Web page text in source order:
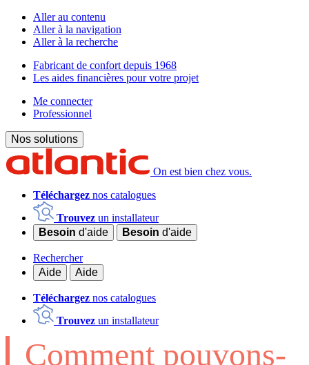
Aller au contenu
Aller à la navigation
Aller à la recherche
Fabricant de confort depuis 1968
Les aides financières pour votre projet
Me connecter
Professionnel
Nos solutions
On est bien chez vous.
Téléchargez nos catalogues
Trouvez un installateur
Besoin d'aide Besoin d'aide
Rechercher
Aide
Aide
Téléchargez nos catalogues
Trouvez un installateur
Comment pouvons-